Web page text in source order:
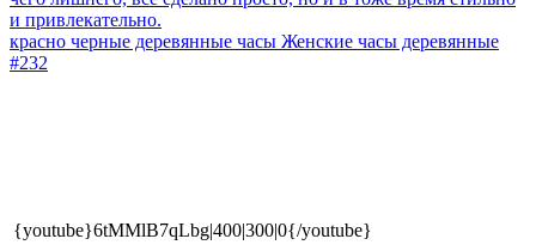
красно черные деревянные часы Женские часы деревянные
#232
{youtube}6tMMlB7qLbg|400|300|0{/youtube}